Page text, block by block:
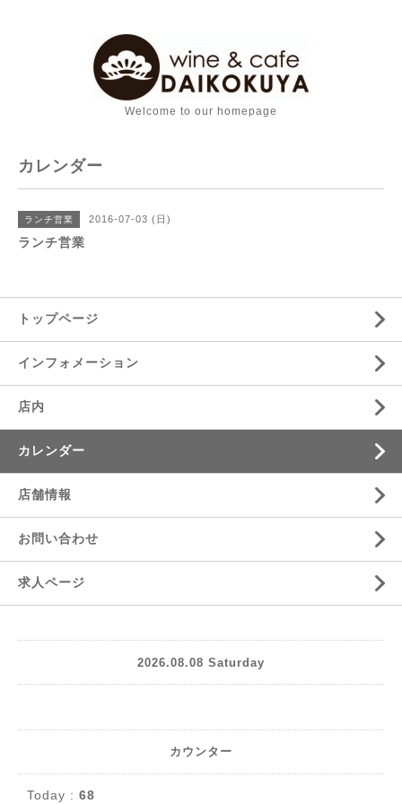
Welcome to our homepage
カレンダー
ランチ営業 2016-07-03 (日)
ランチ営業
トップページ
インフォメーション
店内
カレンダー
店舗情報
お問い合わせ
求人ページ
2026.08.08 Saturday
カウンター
Today : 68